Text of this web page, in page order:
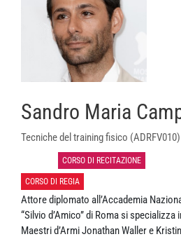
Sandro Maria
Tecniche del training fisico
CORSO DI RECITAZIONE
CORSO DI REGIA
Attore diplomato all’Accademia
“Silvio d’Amico” di Roma si
Maestri d’Armi Jonathan Waller e